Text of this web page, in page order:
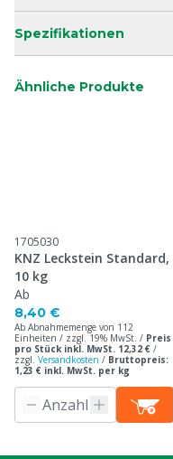
Spezifikationen
Ähnliche Produkte
1705030
KNZ Leckstein Standard,
10 kg
Ab
8,40 €
Ab Abnahmemenge von 112
Einheiten / zzgl. 19% MwSt. / Preis
pro Stück inkl. MwSt. 12,32 € /
zzgl. Versandkosten / Bruttopreis:
1,23 € inkl. MwSt. per kg